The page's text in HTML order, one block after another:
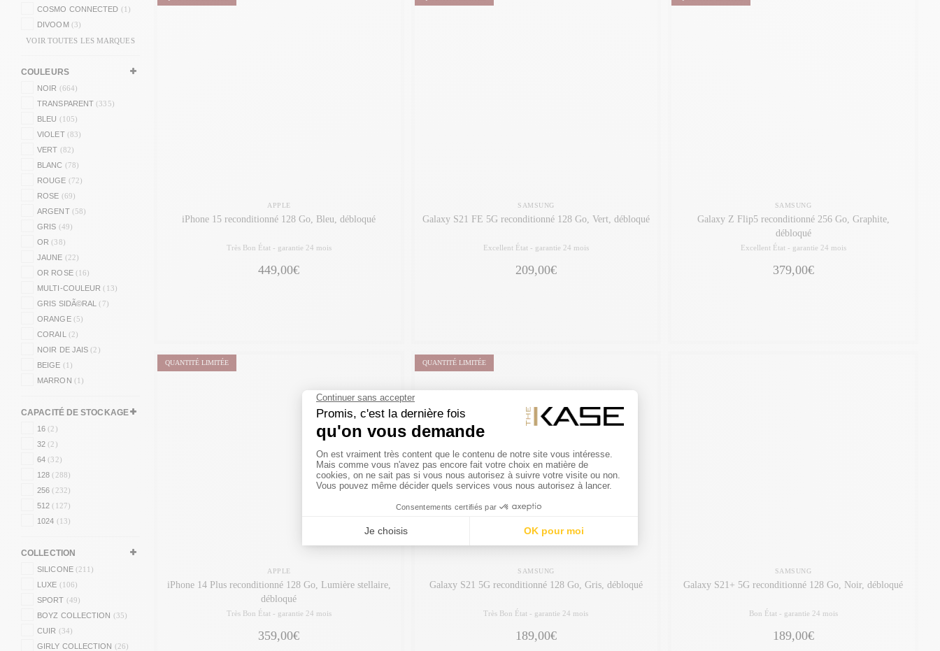
COSMO CONNECTED (1)
DIVOOM (3)
VOIR TOUTES LES MARQUES
COULEURS
NOIR (664)
TRANSPARENT(335)
BLEU (105)
VIOLET (83)
VERT (82)
BLANC (78)
ROUGE (72)
ROSE (69)
ARGENT (58)
GRIS (49)
OR(38)
JAUNE (22)
OR ROSE (16)
MULTI-COULEUR(13)
GRIS SIDÃ©RAL(7)
ORANGE (5)
CORAIL (2)
NOIR DE JAIS(2)
BEIGE (1)
MARRON (1)
CAPACITÉ DE STOCKAGE
16(2)
32(2)
64(32)
128(288)
256(232)
512(127)
1024 (13)
COLLECTION
SILICONE (211)
LUXE (106)
SPORT (49)
BOYZ COLLECTION (35)
CUIR (34)
GIRLY COLLECTION (26)
APPLE
iPhone 15 reconditionné 128 Go, Bleu, débloqué
Très Bon État - garantie 24 mois
449,00€
SAMSUNG
Galaxy S21 FE 5G reconditionné 128 Go, Vert, débloqué
Excellent État - garantie 24 mois
209,00€
SAMSUNG
Galaxy Z Flip5 reconditionné 256 Go, Graphite,
débloqué
Excellent État - garantie 24 mois
379,00€
QUANTITÉ LIMITÉE
APPLE
iPhone 14 Plus reconditionné 128 Go, Lumière stellaire,
débloqué
Très Bon État - garantie 24 mois
359,00€
QUANTITÉ LIMITÉE
SAMSUNG
Galaxy S21 5G reconditionné 128 Go, Gris, débloqué
Très Bon État - garantie 24 mois
189,00€
SAMSUNG
Galaxy S21+ 5G reconditionné 128 Go, Noir, débloqué
Bon État - garantie 24 mois
189,00€